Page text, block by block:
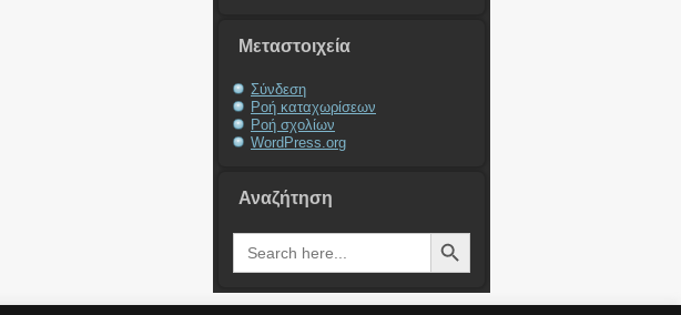
Μεταστοιχεία
Σύνδεση
Ροή καταχωρίσεων
Ροή σχολίων
WordPress.org
Αναζήτηση
Search
for:
Search Button